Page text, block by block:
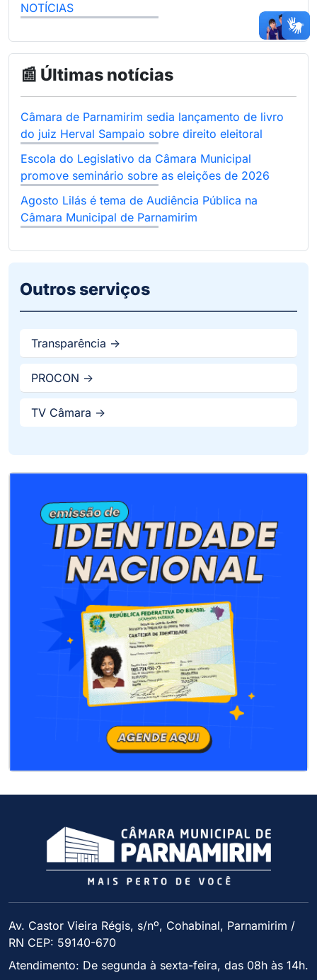
NOTÍCIAS
📰 Últimas notícias
Câmara de Parnamirim sedia lançamento de livro
do juiz Herval Sampaio sobre direito eleitoral
Escola do Legislativo da Câmara Municipal
promove seminário sobre as eleições de 2026
Agosto Lilás é tema de Audiência Pública na
Câmara Municipal de Parnamirim
Outros serviços
Transparência ->
PROCON ->
TV Câmara ->
Av. Castor Vieira Régis, s/nº, Cohabinal, Parnamirim /
RN CEP: 59140-670
Atendimento: De segunda à sexta-feira, das 08h às 14h.